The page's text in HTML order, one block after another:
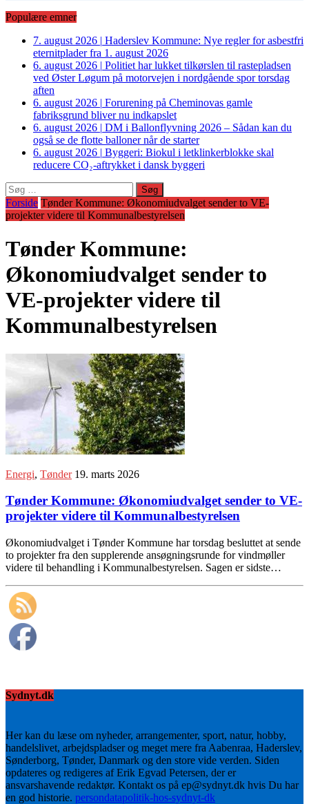
Populære emner
7. august 2026 | Haderslev Kommune: Nye regler for asbestfri
eternitplader fra 1. august 2026
6. august 2026 | Politiet har lukket tilkørslen til rastepladsen
ved Øster Løgum på motorvejen i nordgående spor torsdag
aften
6. august 2026 | Forurening på Cheminovas gamle
fabriksgrund bliver nu indkapslet
6. august 2026 | DM i Ballonflyvning 2026 – Sådan kan du
også se de flotte balloner når de starter
6. august 2026 | Byggeri: Biokul i letklinkerblokke skal
reducere CO₂-aftrykket i dansk byggeri
Søg
efter:
Forside Tønder Kommune: Økonomiudvalget sender to VE-
projekter videre til Kommunalbestyrelsen
Tønder Kommune:
Økonomiudvalget sender to
VE-projekter videre til
Kommunalbestyrelsen
Energi, Tønder 19. marts 2026
Tønder Kommune: Økonomiudvalget sender to VE-
projekter videre til Kommunalbestyrelsen
Økonomiudvalget i Tønder Kommune har torsdag besluttet at sende
to projekter fra den supplerende ansøgningsrunde for vindmøller
videre til behandling i Kommunalbestyrelsen. Sagen er sidste…
Sydnyt.dk
Her kan du læse om nyheder, arrangementer, sport, natur, hobby,
handelslivet, arbejdspladser og meget mere fra Aabenraa, Haderslev,
Sønderborg, Tønder, Danmark og den store vide verden. Siden
opdateres og redigeres af Erik Egvad Petersen, der er
ansvarshavende redaktør. Kontakt os på ep@sydnyt.dk hvis Du har
en god historie. persondatapolitik-hos-sydnyt-dk